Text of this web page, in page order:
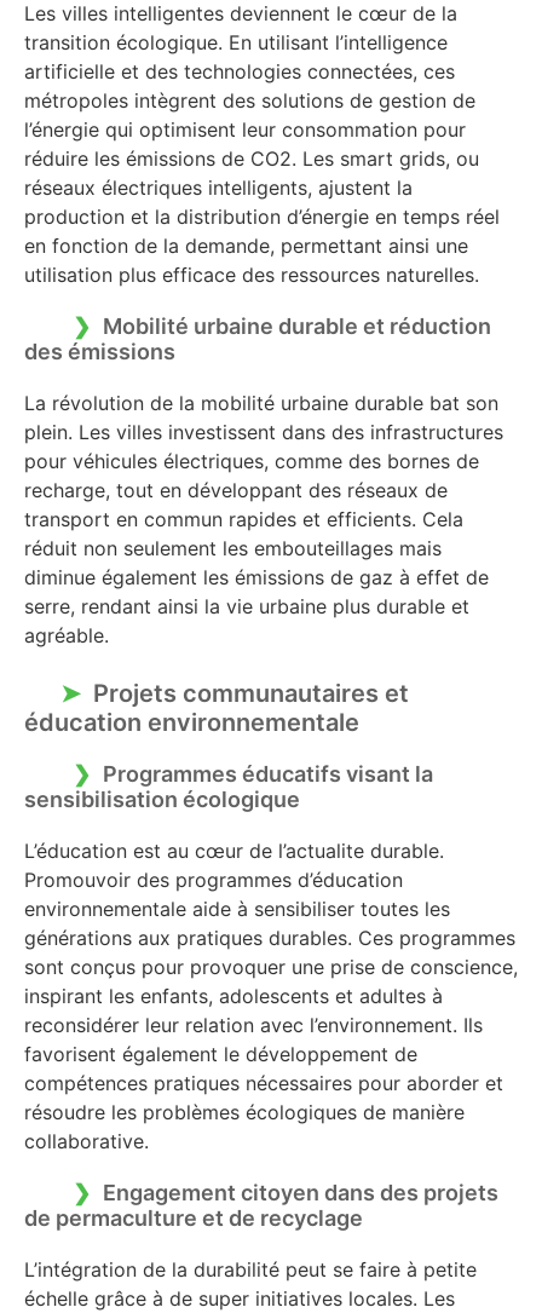
Les villes intelligentes deviennent le cœur de la
transition écologique. En utilisant l’intelligence
artificielle et des technologies connectées, ces
métropoles intègrent des solutions de gestion de
l’énergie qui optimisent leur consommation pour
réduire les émissions de CO2. Les smart grids, ou
réseaux électriques intelligents, ajustent la
production et la distribution d’énergie en temps réel
en fonction de la demande, permettant ainsi une
utilisation plus efficace des ressources naturelles.
Mobilité urbaine durable et réduction
des émissions
La révolution de la mobilité urbaine durable bat son
plein. Les villes investissent dans des infrastructures
pour véhicules électriques, comme des bornes de
recharge, tout en développant des réseaux de
transport en commun rapides et efficients. Cela
réduit non seulement les embouteillages mais
diminue également les émissions de gaz à effet de
serre, rendant ainsi la vie urbaine plus durable et
agréable.
Projets communautaires et
éducation environnementale
Programmes éducatifs visant la
sensibilisation écologique
L’éducation est au cœur de l’actualite durable.
Promouvoir des programmes d’éducation
environnementale aide à sensibiliser toutes les
générations aux pratiques durables. Ces programmes
sont conçus pour provoquer une prise de conscience,
inspirant les enfants, adolescents et adultes à
reconsidérer leur relation avec l’environnement. Ils
favorisent également le développement de
compétences pratiques nécessaires pour aborder et
résoudre les problèmes écologiques de manière
collaborative.
Engagement citoyen dans des projets
de permaculture et de recyclage
L’intégration de la durabilité peut se faire à petite
échelle grâce à de super initiatives locales. Les